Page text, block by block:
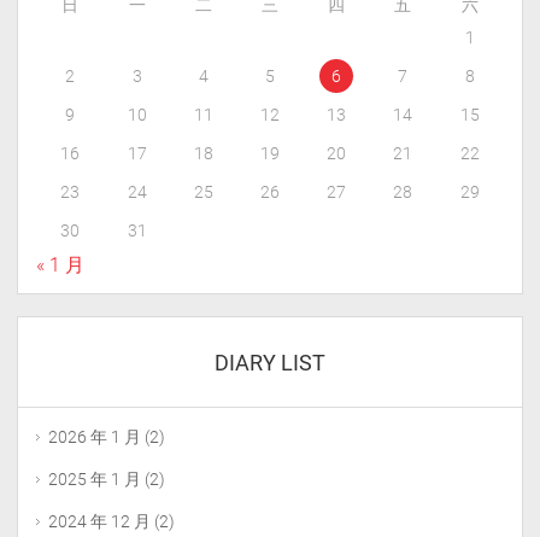
日 一 二 三 四 五
六
1
2
3 4 5 6 7
8
9
10 11 12 13 14
15
16
17 18 19 20 21
22
23
24 25 26 27 28
29
30
31
« 1 月
DIARY LIST
2026 年 1 月 (2)
2025 年 1 月 (2)
2024 年 12 月 (2)